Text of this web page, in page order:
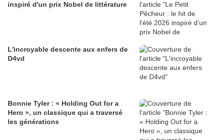
inspiré d'un prix Nobel de littérature
L'incroyable descente aux enfers de
D4vd
Bonnie Tyler : « Holding Out for a
Hero », un classique qui a traversé
les générations